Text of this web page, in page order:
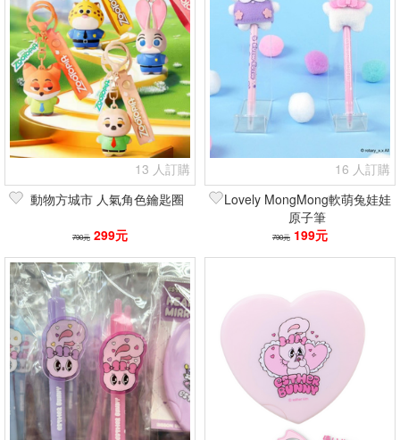
13 人訂購
動物方城市 人氣角色鑰匙圈
790元 299元
16 人訂購
Lovely MongMong軟萌兔娃娃
原子筆
790元 199元